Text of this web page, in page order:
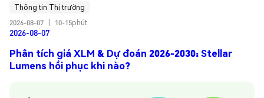
Thông tin Thị trường
2026-08-07
10-15phút
2026-08-07
Phân tích giá XLM & Dự đoán 2026-2030: Stellar
Lumens hồi phục khi nào?